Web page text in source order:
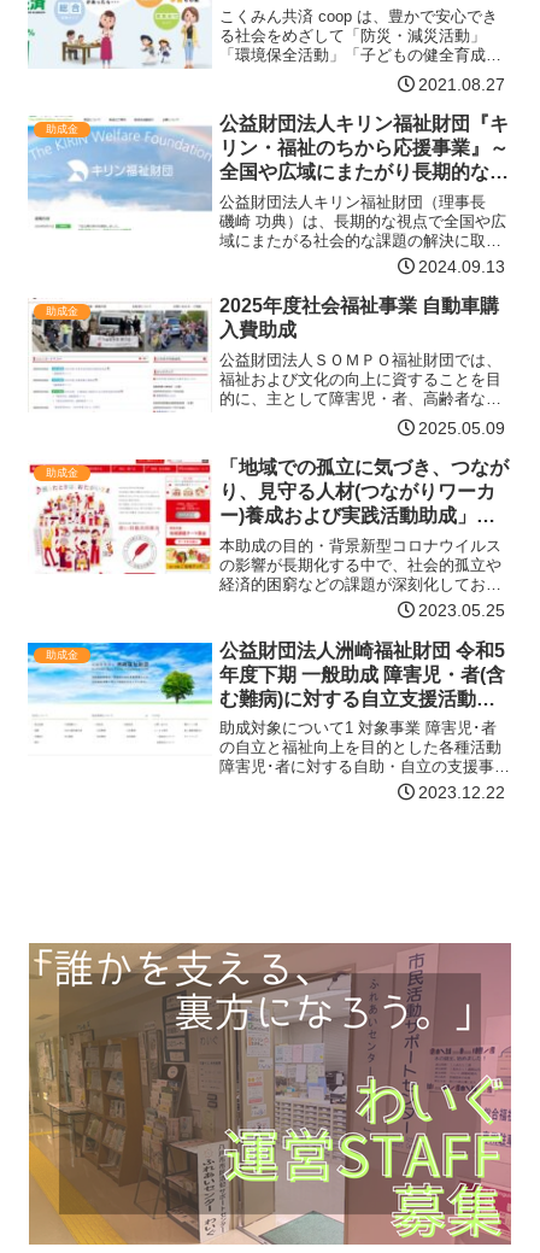
こくみん共済 coop は、豊かで安心でき
る社会をめざして「防災・減災活動」
「環境保全活動」「子どもの健全育成活
動」を重点分野と位置づけ、積極的に地
域社会へ貢献する活動を展開していま
す。その一環として、「人と人とがささ
えあい、安心して暮らせ…【詳細はコチ
ラ】
2021.08.27
助成金
公益財団法人キリン福祉財団『キ
リン・福祉のちから応援事業』～
全国や広域にまたがり長期的な視
点で福祉の向上を目指す団体を応
援するプログラム～
公益財団法人キリン福祉財団（理事長
磯崎 功典）は、長期的な視点で全国や広
域にまたがる社会的な課題の解決に取り
組むボランティア活動を応援する「キリ
ン・福祉のちから開拓事業」の募集要綱
を決定しましたので、下記の通りご案内
申し上げます。なお、本…【詳細はコチ
ラ】
2024.09.13
助成金
2025年度社会福祉事業 自動車購
入費助成
公益財団法人ＳＯＭＰＯ福祉財団では、
福祉および文化の向上に資することを目
的に、主として障害児・者、高齢者など
を対象として活動するＮＰＯの支援、社
会福祉の学術文献表彰、学術研究・文化
活動の助成などを実施しています。「自
動車購入費助成」では、障…【詳細はコ
チラ】
2025.05.09
助成金
「地域での孤立に気づき、つなが
り、見守る人材(つながりワーカ
ー)養成および実践活動助成」の
第3回助成公募
本助成の目的・背景新型コロナウイルス
の影響が長期化する中で、社会的孤立や
経済的困窮などの課題が深刻化してお
り、誰にも相談することができないまま
地域の中で孤立することで、課題の更な
る悪化につながってしまう可能性があり
ます。こうしたなかで、コロ…【詳細は
コチラ】
2023.05.25
助成金
公益財団法人洲崎福祉財団 令和5
年度下期 一般助成 障害児・者(含
む難病)に対する自立支援活動へ
の助成募集
助成対象について1 対象事業 障害児･者
の自立と福祉向上を目的とした各種活動
障害児･者に対する自助・自立の支援事業
採択後、令和6年6月1日から申請事業を開
始し、令和6年11月30日までに終了する
2023.12.22